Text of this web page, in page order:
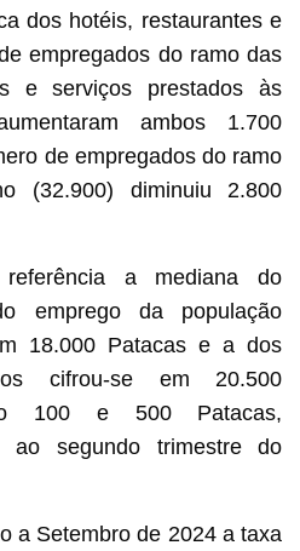
dos hotéis, restaurantes e
empregados do ramo das
e serviços prestados às
ambos 1.700
de empregados do ramo
(32.900) diminuiu 2.800
a mediana do
emprego da população
18.000 Patacas e a dos
cifrou-se em 20.500
100 e 500 Patacas,
ao segundo trimestre do
a Setembro de 2024 a taxa